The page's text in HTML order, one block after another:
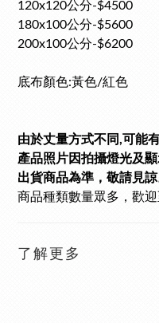
120x120公分-$4500
180x100公分-$5600
200x100公分-$6200
底布顏色:黃色/紅色
由於丈量方式不同,可能
產品照片因拍攝燈光及
出貨商品為準，敬請見諒
商品種類數量眾多 ，歡
了解更多